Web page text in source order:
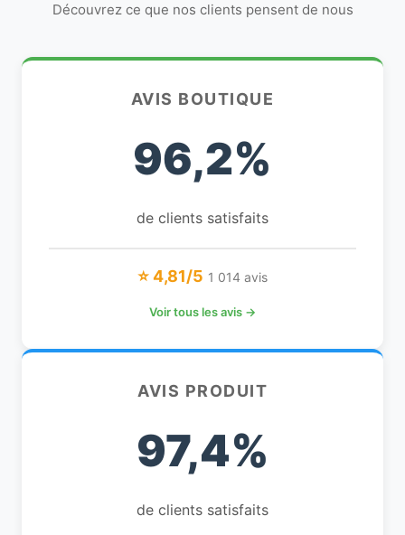
Découvrez ce que nos clients pensent de nous
AVIS BOUTIQUE
96,2%
de clients satisfaits
⭐ 4,81/5 1 014 avis
Voir tous les avis →
AVIS PRODUIT
97,4%
de clients satisfaits